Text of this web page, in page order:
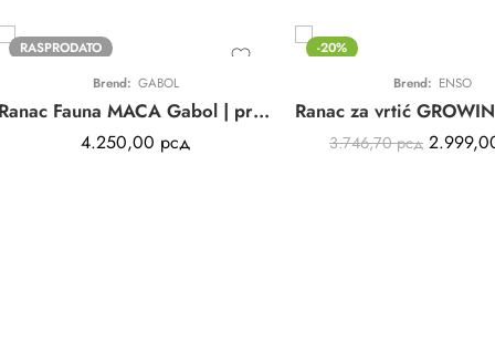
RASPRODATO
Brend: GABOL
Ranac Fauna MACA Gabol | predškolski | print | poliester | 7,5L
4.250,00 рсд
-20%
Brend: ENSO
3.746,70рсд